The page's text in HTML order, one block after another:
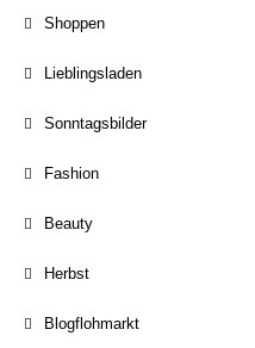
Shoppen
Lieblingsladen
Sonntagsbilder
Fashion
Beauty
Herbst
Blogflohmarkt